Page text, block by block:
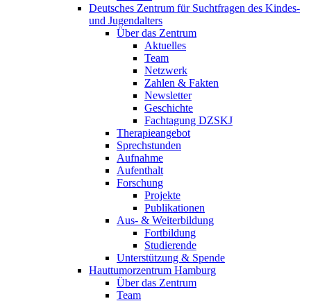
Deutsches Zentrum für Suchtfragen des Kindes-
und Jugendalters
Über das Zentrum
Aktuelles
Team
Netzwerk
Zahlen & Fakten
Newsletter
Geschichte
Fachtagung DZSKJ
Therapieangebot
Sprechstunden
Aufnahme
Aufenthalt
Forschung
Projekte
Publikationen
Aus- & Weiterbildung
Fortbildung
Studierende
Unterstützung & Spende
Hauttumorzentrum Hamburg
Über das Zentrum
Team